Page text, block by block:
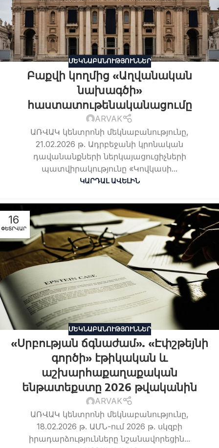
ՄԵԿՆԱԲԱՆՈՒԹՅՈՒՆՆԵՐ
Բաքվի կողմից «Աղվանական
նախագծի»
հաստատութենականացումը
ARVAK
ԱՌՎԱԿ կենտրոնի մեկնաբանությունը,
21.02.2026 թ. Ադրբեջանի կրոնական
դավանանքների ներկայացուցիչների
պատվիրակությունը «Կովկասի...
ԿԱՐԴԱԼ ԱՎԵԼԻՆ
16
ՓԵՏՐՎԱՐ
ՄԵԿՆԱԲԱՆՈՒԹՅՈՒՆՆԵՐ
«Սրբության ճգնաժամ». «Էփշթեյնի
գործի» էթիկական և
աշխարհաքաղաքական
ենթատեքստը 2026 թվականին
ARVAK
ԱՌՎԱԿ կենտրոնի մեկնաբանությունը,
18.02.2026 թ. ԱՄՆ-ում 2026 թ. սկզբի
իրադարձությունները նշանավորեցին...